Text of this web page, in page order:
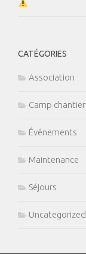
CATÉGORIES
Association
Camp chantier
Événements
Maintenance
Séjours
Uncategorized